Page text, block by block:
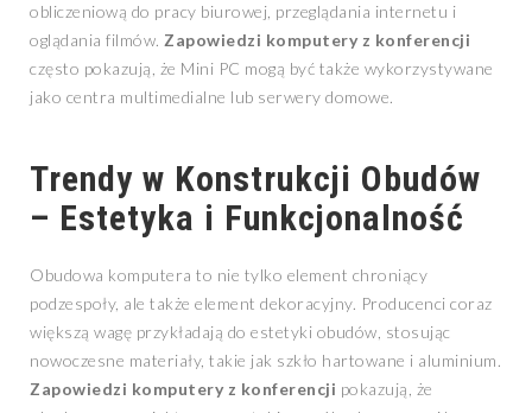
obliczeniową do pracy biurowej, przeglądania internetu i
oglądania filmów. Zapowiedzi komputery z konferencji
często pokazują, że Mini PC mogą być także wykorzystywane
jako centra multimedialne lub serwery domowe.
Trendy w Konstrukcji Obudów
– Estetyka i Funkcjonalność
Obudowa komputera to nie tylko element chroniący
podzespoły, ale także element dekoracyjny. Producenci coraz
większą wagę przykładają do estetyki obudów, stosując
nowoczesne materiały, takie jak szkło hartowane i aluminium.
Zapowiedzi komputery z konferencji pokazują, że